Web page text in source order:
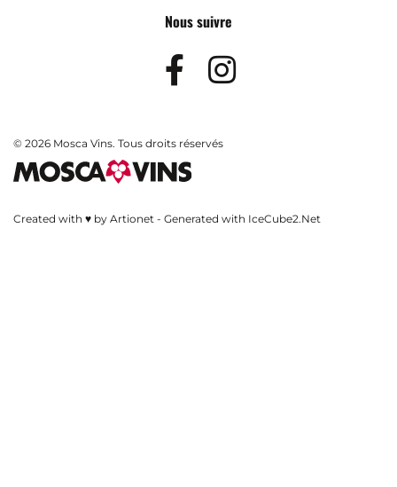
Nous suivre
Facebook
Instagram
© 2026 Mosca Vins. Tous droits réservés
Created with ♥ by Artionet - Generated with IceCube2.Net